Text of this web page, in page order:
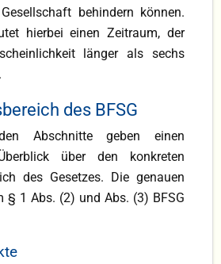
behindern können.
hierbei einen Zeitraum, der
länger als sechs
des BFSG
Abschnitte geben einen
über den konkreten
des Gesetzes. Die genauen